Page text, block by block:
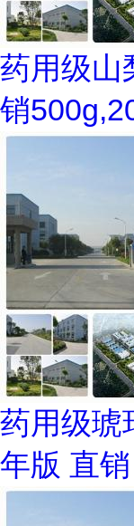
药用级山
销
药用级琥
年版 直销